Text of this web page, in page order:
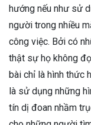
hướng nếu như sử
người trong nhiều
công việc. Bởi có
thật sự họ không
bài chỉ là hình thức
là sử dụng những
tín dị đoan nhầm